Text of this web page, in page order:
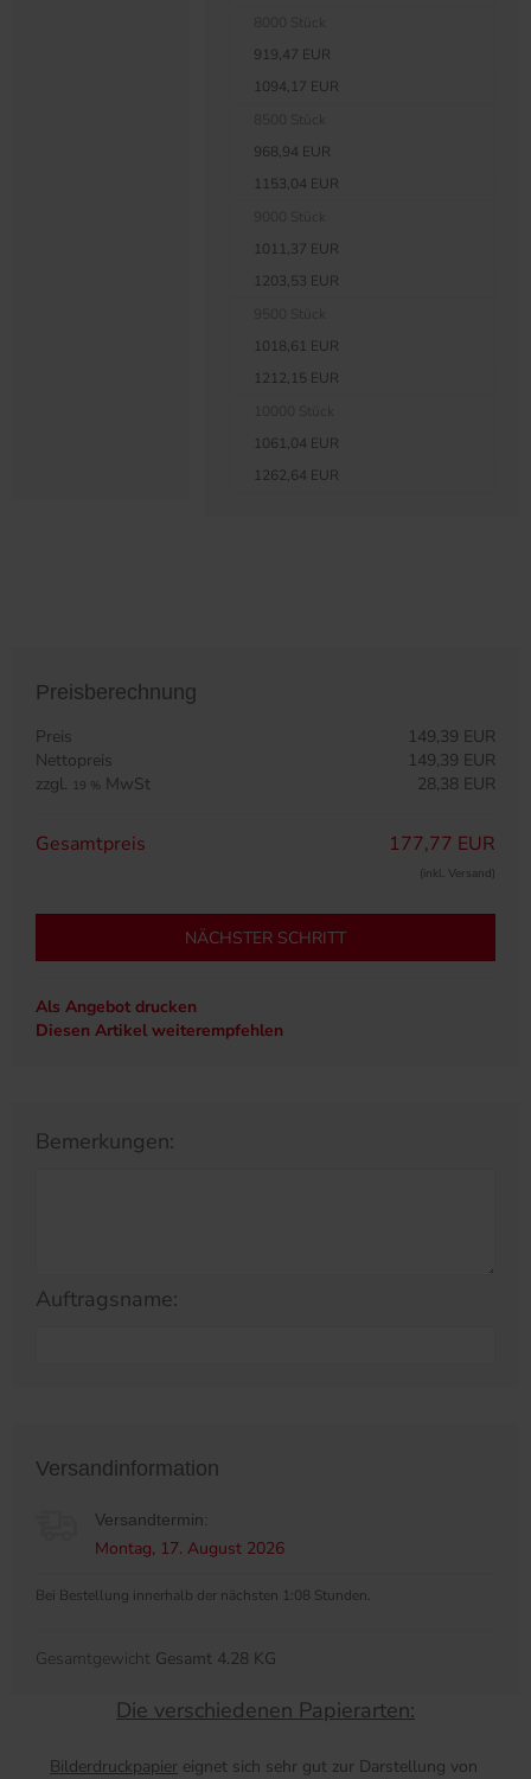
919,47 EUR
1094,17 EUR
968,94 EUR
1153,04 EUR
1011,37 EUR
1203,53 EUR
1018,61 EUR
1212,15 EUR
1061,04 EUR
1262,64 EUR
Preisberechnung
Preis
149,39 EUR
Nettopreis
149,39 EUR
zzgl. 19 % MwSt 28,38 EUR
Gesamtpreis 177,77 EUR
(inkl. Versand)
NÄCHSTER SCHRITT
Als Angebot drucken
Diesen Artikel weiterempfehlen
Bemerkungen:
Auftragsname:
Versandinformation
Versandtermin:
Montag, 17. August 2026
Bei Bestellung innerhalb der nächsten 1:07 Stunden.
Gesamtgewicht Gesamt 4.28 KG
Die verschiedenen Papierarten:
Bilderdruckpapier eignet sich sehr gut zur Darstellung von